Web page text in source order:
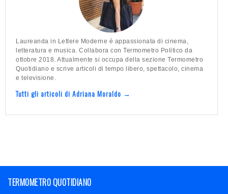
Laureanda in Lettere Moderne è appassionata di cinema,
letteratura e musica. Collabora con Termometro Politico da
ottobre 2018. Attualmente si occupa della sezione Termometro
Quotidiano e scrive articoli di tempo libero, spettacolo, cinema
e televisione.
Tutti gli articoli di Adriana Moraldo →
TERMOMETRO QUOTIDIANO